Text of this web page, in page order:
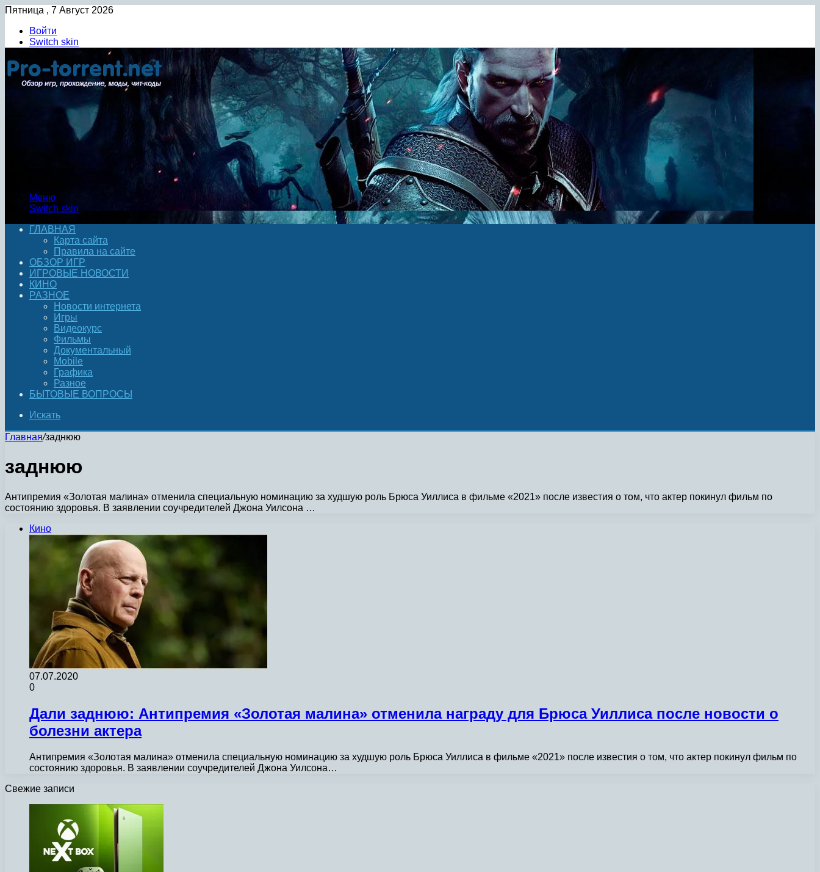
Пятница , 7 Август 2026
Войти
Switch skin
Меню
Switch skin
ГЛАВНАЯ
Карта сайта
Правила на сайте
ОБЗОР ИГР
ИГРОВЫЕ НОВОСТИ
КИНО
РАЗНОЕ
Новости интернета
Игры
Видеокурс
Фильмы
Документальный
Mobile
Графика
Разное
БЫТОВЫЕ ВОПРОСЫ
Искать
Главная/заднюю
заднюю
Антипремия «Золотая малина» отменила специальную номинацию за худшую роль Брюса Уиллиса в фильме «2021» после известия о том, что актер покинул фильм по
состоянию здоровья. В заявлении соучредителей Джона Уилсона …
Кино
07.07.2020
0
Дали заднюю: Антипремия «Золотая малина» отменила награду для Брюса Уиллиса после новости о
болезни актера
Антипремия «Золотая малина» отменила специальную номинацию за худшую роль Брюса Уиллиса в фильме «2021» после известия о том, что актер покинул фильм по
состоянию здоровья. В заявлении соучредителей Джона Уилсона…
Свежие записи